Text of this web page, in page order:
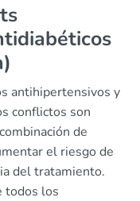
antihipertensivos y
conflictos son
de
el riesgo de
del tratamiento.
todos los